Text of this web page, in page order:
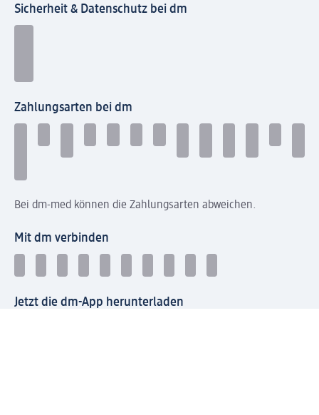
Sicherheit & Datenschutz bei dm
Zahlungsarten bei dm
Bei dm-med können die Zahlungsarten abweichen.
Mit dm verbinden
Jetzt die dm-App herunterladen